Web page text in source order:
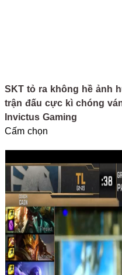
SKT tỏ ra không hề ảnh
trận đấu cực kì chóng
Invictus Gaming
Cấm chọn